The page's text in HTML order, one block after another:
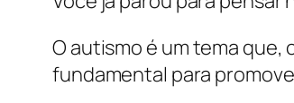
O autismo é um tema
fundamental para